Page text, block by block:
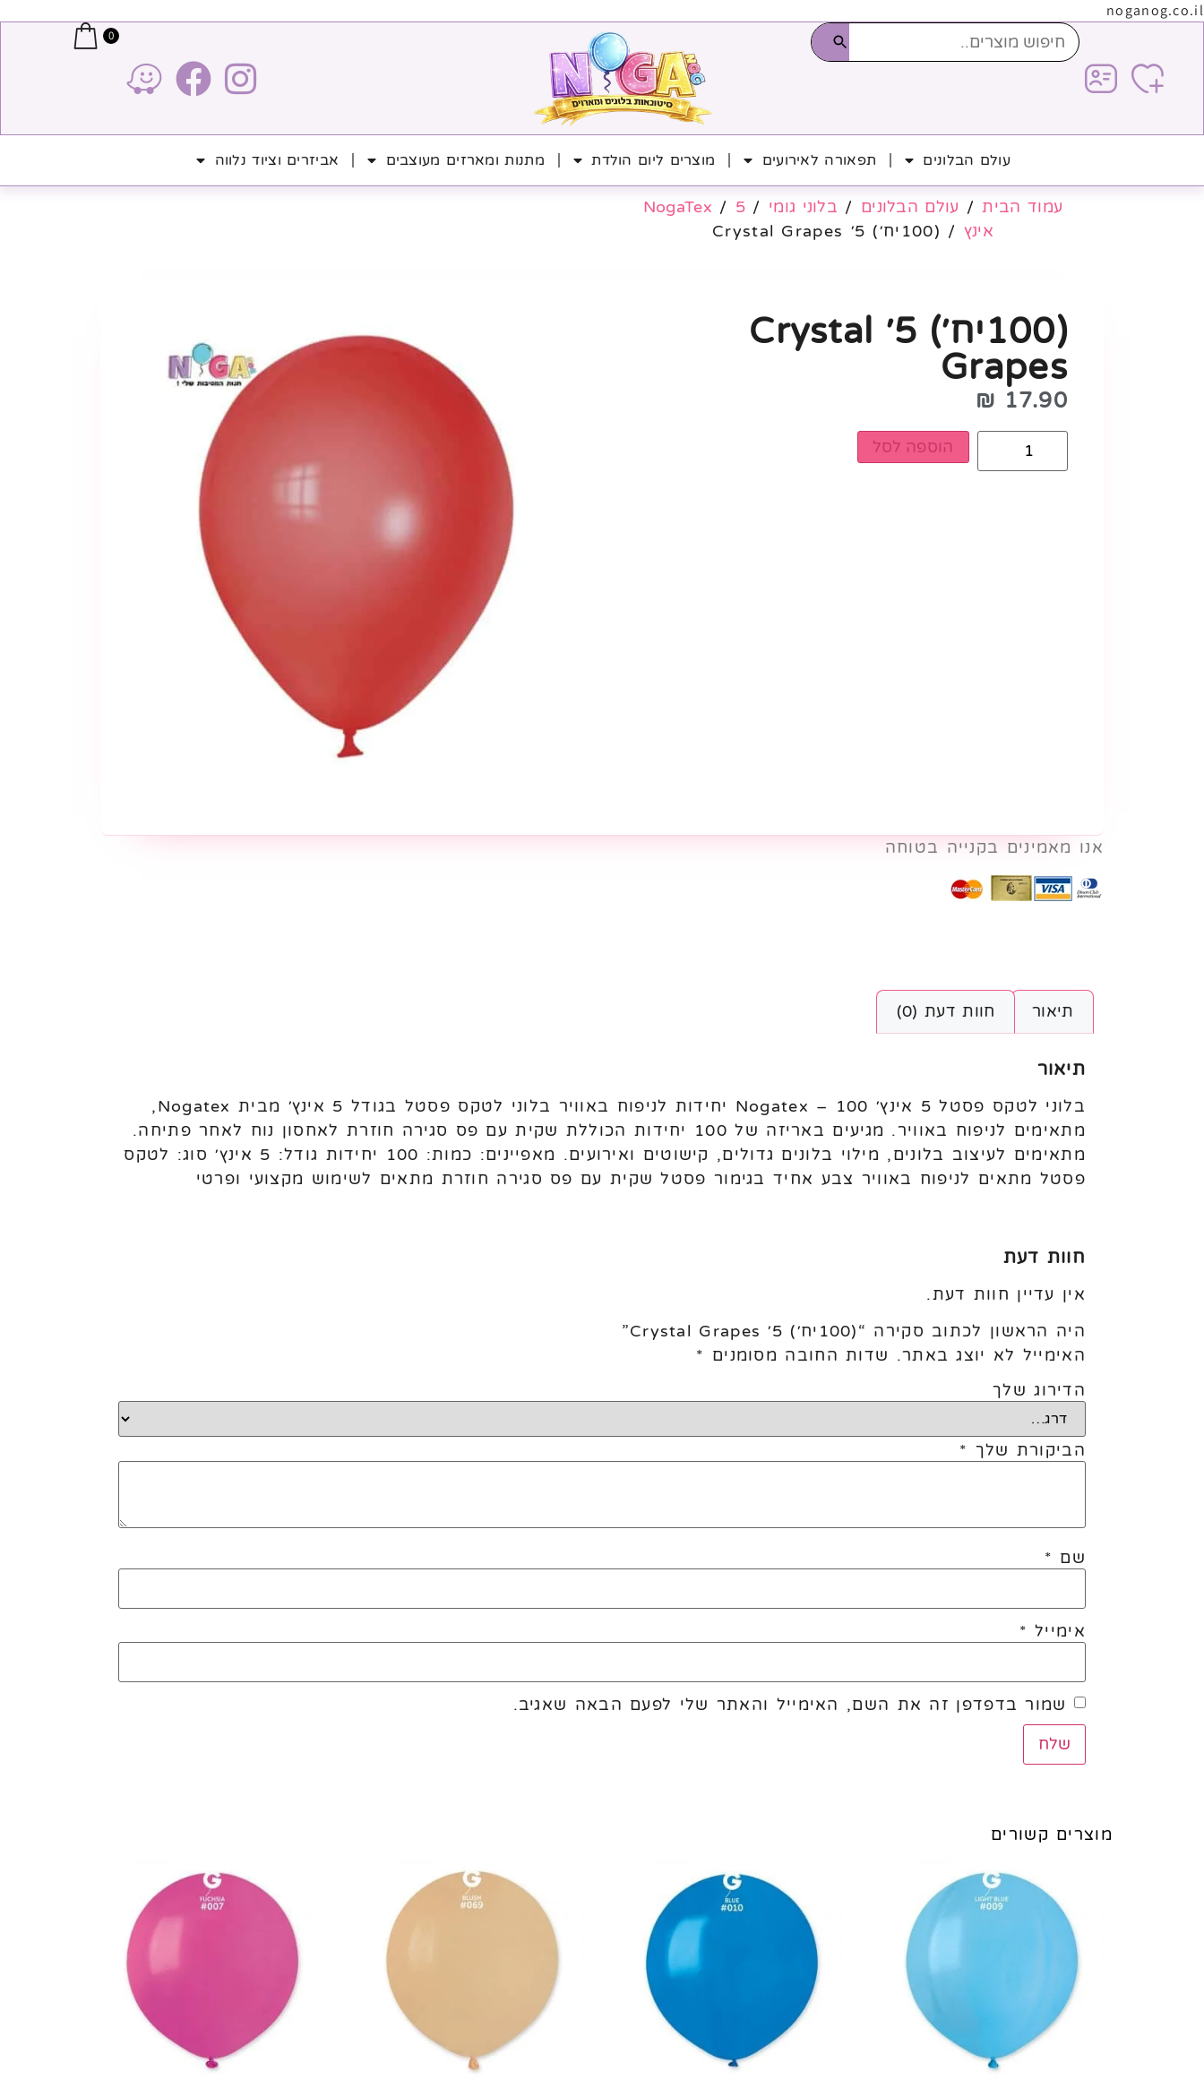
noganog.co.il
0
עולם הבלונים תפאורה לאירועים מוצרים ליום הולדת מתנות ומארזים מעוצבים אביזרים וציוד נלווה
עמוד הבית/ עולם הבלונים / בלוני גומי /
NogaTex / 5
אינץ / (100יח׳) 5׳ Crystal Grapes
(100יח׳) 5׳ Crystal
Grapes
17.90
₪
הוספה לסל
אנו מאמינים בקנייה בטוחה
תיאור חוות דעת (0)
תיאור
בלוני לטקס פסטל 5 אינץ׳ Nogatex – 100 יחידות לניפוח באוויר בלוני לטקס פסטל בגודל 5 אינץ׳ מבית Nogatex,
מתאימים לניפוח באוויר. מגיעים באריזה של 100 יחידות הכוללת שקית עם פס סגירה חוזרת לאחסון נוח לאחר פתיחה.
מתאימים לעיצוב בלונים, מילוי בלונים גדולים, קישוטים ואירועים. מאפיינים: כמות: 100 יחידות גודל: 5 אינץ׳ סוג: לטקס
פסטל מתאים לניפוח באוויר צבע אחיד בגימור פסטל שקית עם פס סגירה חוזרת מתאים לשימוש מקצועי ופרטי
חוות דעת
אין עדיין חוות דעת.
היה הראשון לכתוב סקירה “(100יח׳) 5׳ Crystal Grapes”
האימייל לא יוצג באתר. שדות החובה מסומנים *
הדירוג שלך
הביקורת שלך *
שם *
אימייל *
שמור בדפדפן זה את השם, האימייל והאתר שלי לפעם הבאה שאגיב.
מוצרים קשורים